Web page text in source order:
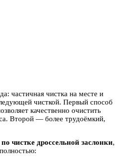
частичная чистка на месте и
чисткой. Первый способ
качественно очистить
Второй — более трудоёмкий,
чистке дроссельной заслонки,